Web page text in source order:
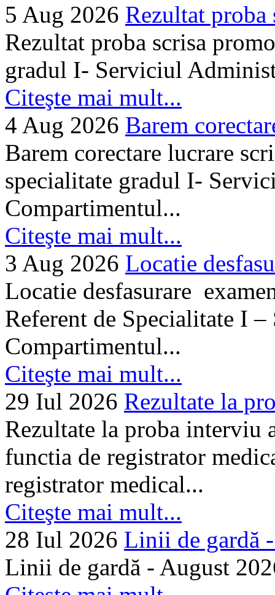
5 Aug 2026 Rezultat proba
Rezultat proba scrisa
gradul I- Serviciul
Citeşte mai mult...
4 Aug 2026 Barem
Barem corectare lucrare
specialitate gradul I-
Compartimentul...
Citeşte mai mult...
3 Aug 2026 Locatie
Locatie desfasurare
Referent de Specialitate I
Compartimentul...
Citeşte mai mult...
29 Iul 2026 Rezultate la
Rezultate la proba interviu
functia de registrator
registrator medical...
Citeşte mai mult...
28 Iul 2026 Linii de gardă
Linii de gardă - August